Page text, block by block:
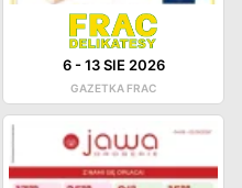
6-13 SIE 2026
GAZETKA FRAC